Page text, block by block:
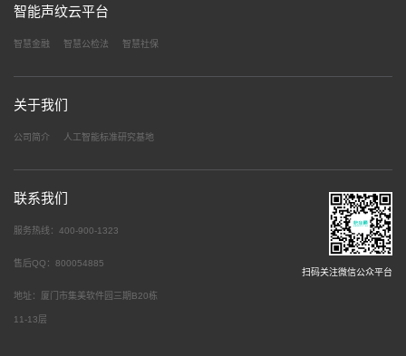
智能声纹云平台
智慧金融 智慧公检法 智慧社保
关于我们
公司简介 人工智能标准研究基地
联系我们
服务热线：400-900-1323
售后QQ：800054885
地址：厦门市集美软件园三期B20栋
11-13层
扫码关注微信公众平台